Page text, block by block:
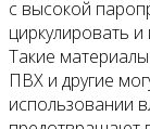
с высокой
циркулировать
Такие
ПВХ и другие
использовании